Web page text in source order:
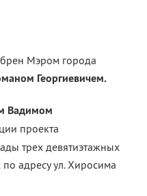
Мэром города
Георгиевичем.
Вадимом
проекта
трех девятиэтажных
адресу ул. Хиросима